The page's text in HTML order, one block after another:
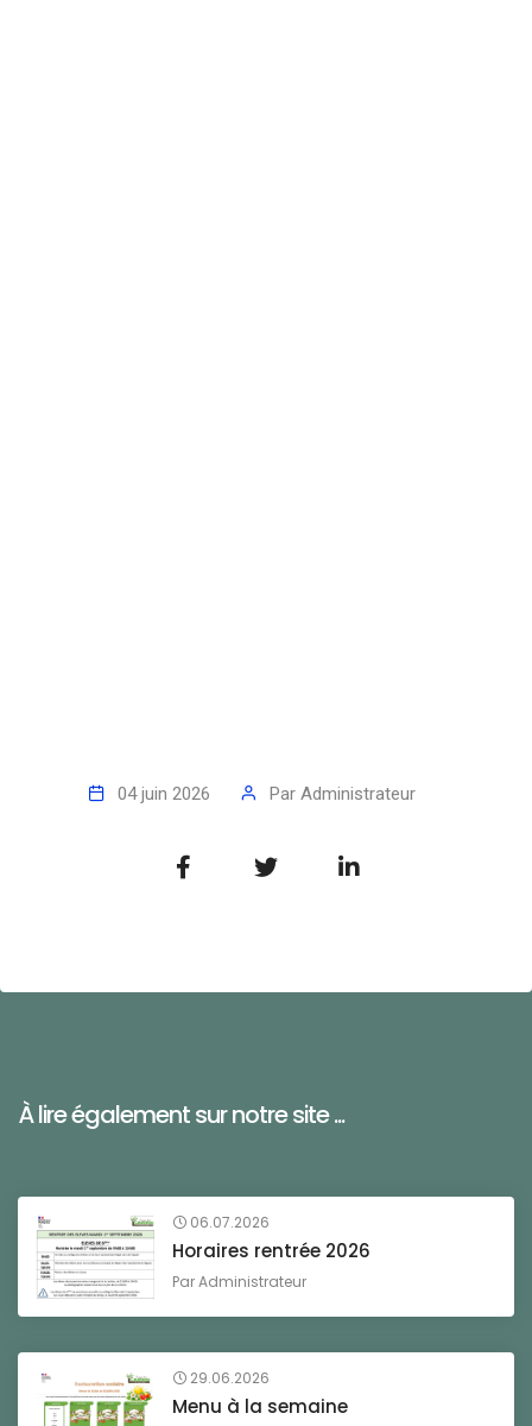
04 juin 2026 Par Administrateur
À lire également sur notre site ...
06.07.2026
Horaires rentrée 2026
ParAdministrateur
29.06.2026
Menu à la semaine